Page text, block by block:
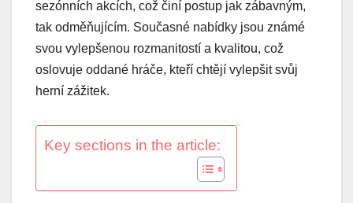
sezónních akcích, což činí postup jak zábavným,
tak odměňujícím. Současné nabídky jsou známé
svou vylepšenou rozmanitostí a kvalitou, což
oslovuje oddané hráče, kteří chtějí vylepšit svůj
herní zážitek.
Key sections in the article: